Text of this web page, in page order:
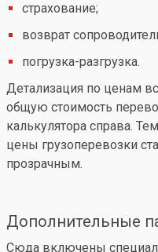
страхование;
возврат
погрузка-разгрузка.
Детализация по ценам
общую стоимость
калькулятора справа.
цены грузоперевозки
прозрачным.
Дополнительные
Сюда включены